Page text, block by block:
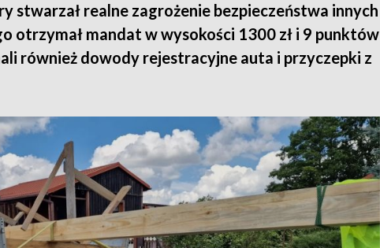
stwarzał realne zagrożenie bezpieczeństwa innych
otrzymał mandat w wysokości 1300 zł i 9 punktów
również dowody rejestracyjne auta i przyczepki z